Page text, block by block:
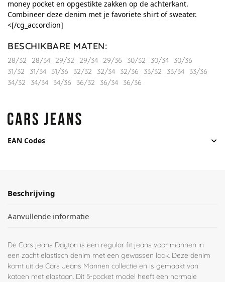
money pocket en opgestikte zakken op de achterkant.
Combineer deze denim met je favoriete shirt of sweater.
<[/cg_accordion]
BESCHIKBARE MATEN:
28/32 28/34 29/32 29/34 29/36 30/32 30/34
30/36
31/32
31/34 31/36 32/32 32/34 32/36 33/32 33/34
33/36
34/32
34/34 34/36 36/32 36/34 36/36
EAN Codes
Beschrijving
Aanvullende informatie
De Cars jeans Dayton is een regular fit jeans voor mannen in
een zacht elastisch denim met een gewassen look. Deze denim
komt uit de Cars Jeans Mannen collectie en is gemaakt van
katoen met elastaan. Dit 5-pocket model heeft een normale